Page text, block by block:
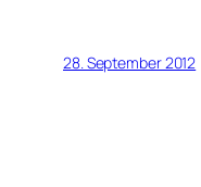
28. September 2012